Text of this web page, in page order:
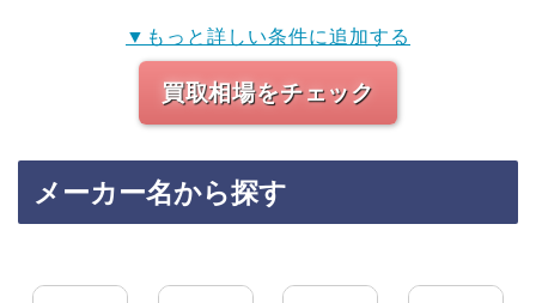
▼もっと詳しい条件に追加する
買取相場をチェック
メーカー名から探す